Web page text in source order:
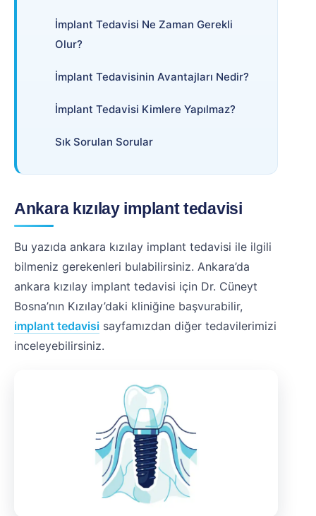
İmplant Tedavisi Ne Zaman Gerekli
Olur?
İmplant Tedavisinin Avantajları Nedir?
İmplant Tedavisi Kimlere Yapılmaz?
Sık Sorulan Sorular
Ankara kızılay implant tedavisi
Bu yazıda ankara kızılay implant tedavisi ile ilgili
bilmeniz gerekenleri bulabilirsiniz. Ankara’da
ankara kızılay implant tedavisi için Dr. Cüneyt
Bosna’nın Kızılay’daki kliniğine başvurabilir,
implant tedavisi sayfamızdan diğer tedavilerimizi
inceleyebilirsiniz.